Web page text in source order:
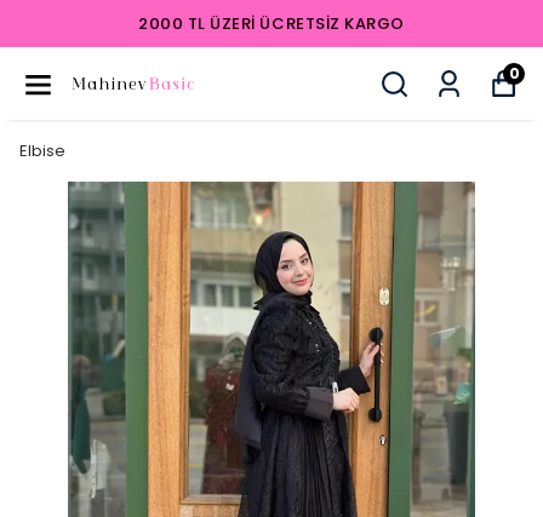
2000 TL ÜZERI ÜCRETSIZ KARGO
0
Elbise